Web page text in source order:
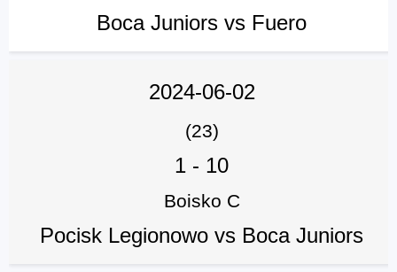
Boca Juniors vs Fuero
2024-06-02
(23)
1 - 10
Boisko C
Pocisk Legionowo vs Boca Juniors